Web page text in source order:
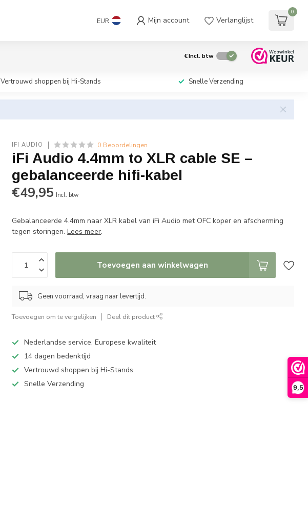
9,5
EUR Mijn account Verlanglijst
0
€Incl. btw
Vertrouwd shoppen bij Hi-Stands Snelle Verzending
IFI AUDIO 0 Beoordelingen
iFi Audio 4.4mm to XLR cable SE –
gebalanceerde hifi-kabel
€49,95 Incl. btw
Gebalanceerde 4.4mm naar XLR kabel van iFi Audio met OFC koper en afscherming
tegen storingen.Lees meer.
Toevoegen aan winkelwagen
Geen voorraad, vraag naar levertijd.
Toevoegen om te vergelijken Deel dit product
Nederlandse service, Europese kwaliteit
14 dagen bedenktijd
Vertrouwd shoppen bij Hi-Stands
Snelle Verzending